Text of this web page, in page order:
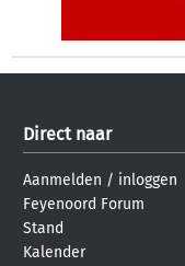
Direct naar
Aanmelden / inloggen
Feyenoord Forum
Stand
Kalender